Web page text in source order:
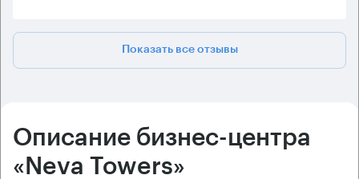
Показать все отзывы
Описание бизнес-центра
«Neva Towers»